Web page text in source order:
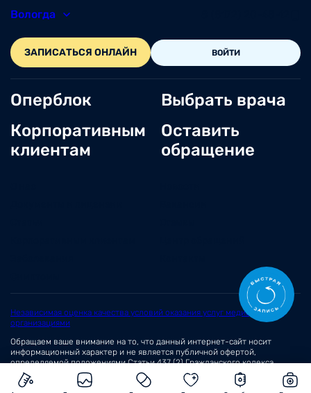
Вологда
ЗАПИСАТЬСЯ ОНЛАЙН ВОЙТИ
Оперблок
Корпоративным
клиентам
Выбрать врача
Оставить
обращение
Независимая оценка качества условий оказания услуг медицинскими
организациями
Обращаем ваше внимание на то, что данный интернет-сайт носит
информационный характер и не является публичной офертой,
определяемой положениямиСтатьи 437 (2)Гражданского кодекса
Российской Федерации.